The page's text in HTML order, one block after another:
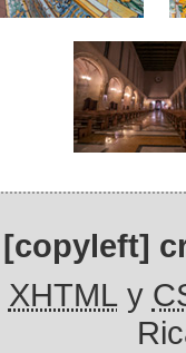
[copyleft]
XHTMLy